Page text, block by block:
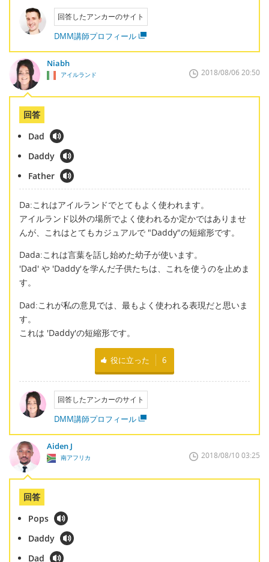
回答したアンカーのサイト
DMM講師プロフィール
Niabh
アイルランド 2018/08/06 20:50
回答
Dad
Daddy
Father
Da:これはアイルランドでとてもよく使われます。
アイルランド以外の場所でよく使われるか定かではありませ
んが、これはとてもカジュアルで "Daddy"の短縮形です。
Dada:これは言葉を話し始めた幼子が使います。
'Dad' や 'Daddy'を学んだ子供たちは、これを使うのを止めま
す。
Dad:これが私の意見では、最もよく使われる表現だと思いま
す。
これは 'Daddy'の短縮形です。
役に立った 6
回答したアンカーのサイト
DMM講師プロフィール
Aiden J
南アフリカ 2018/08/10 03:25
回答
Pops
Daddy
Dad